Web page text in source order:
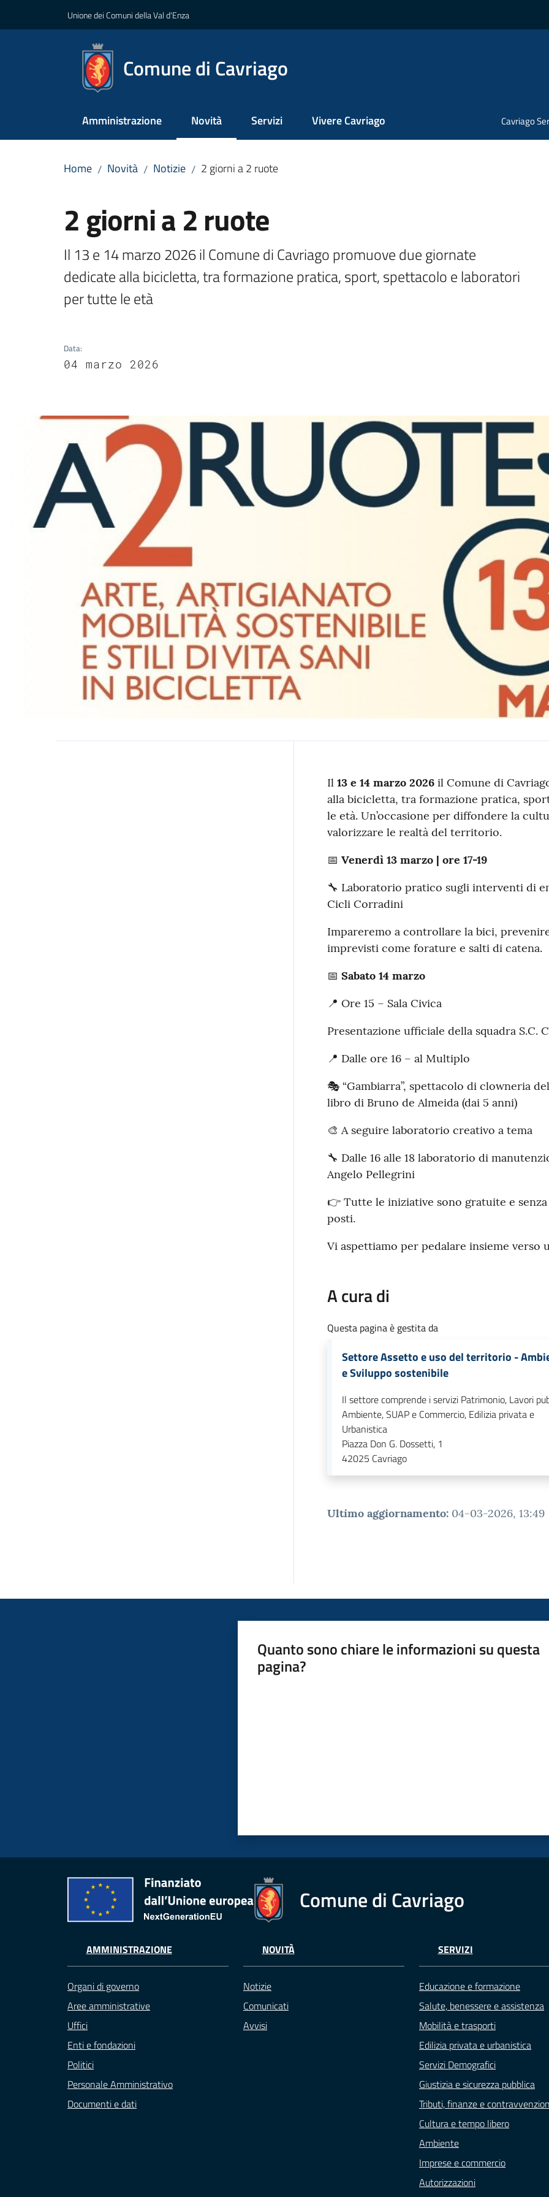
Unione dei Comuni della Val d'Enza
Comune di Cavriago
Amministrazione Novità
Menu selezionato
Servizi Vivere Cavriago Cavriago
Home / Novità / Notizie / 2 giorni a 2 ruote
2 giorni a 2 ruote
Il 13 e 14 marzo 2026 il Comune di Cavriago promuove due giornate
dedicate alla bicicletta, tra formazione pratica, sport, spettacolo e laboratori
per tutte le età
Data:
04 marzo 2026
Contenuto
Il 13 e 14 marzo 2026il Comune di
alla bicicletta, tra formazione pratica,
le età. Un’occasione per diffondere la
valorizzare le realtà del territorio.
📅 Venerdì 13 marzo | ore 17-19
🔧 Laboratorio pratico sugli interventi di
Cicli Corradini
Impareremo a controllare la bici,
imprevisti come forature e salti di catena.
📅 Sabato 14 marzo
📍 Ore 15 – Sala Civica
Presentazione ufficiale della squadra S.C.
📍 Dalle ore 16 – al Multiplo
🎭 “Gambiarra”, spettacolo di clowneria
libro di Bruno de Almeida (dai 5 anni)
🎨 A seguire laboratorio creativo a tema
🔧 Dalle 16 alle 18 laboratorio di
Angelo Pellegrini
👉 Tutte le iniziative sono gratuite e
posti.
Vi aspettiamo per pedalare insieme
A cura di
Questa pagina è gestita da
Settore Assetto e uso del territorio -
e Sviluppo sostenibile
Il settore comprende i servizi Patrimonio, Lavori
Ambiente, SUAP e Commercio, Edilizia privata e
Urbanistica
Piazza Don G. Dossetti, 1
42025 Cavriago
Ultimo aggiornamento: 04-03-2026, 13:49
Quanto sono chiare le informazioni su questa
pagina?
Comune di Cavriago
AMMINISTRAZIONE
Organi di governo
Aree amministrative
Uffici
Enti e fondazioni
Politici
Personale Amministrativo
Documenti e dati
NOVITÀ
Notizie
Comunicati
Avvisi
SERVIZI
Educazione e formazione
Salute, benessere e assistenza
Mobilità e trasporti
Edilizia privata e urbanistica
Servizi Demografici
Giustizia e sicurezza pubblica
Tributi, finanze e
Cultura e tempo libero
Ambiente
Imprese e commercio
Autorizzazioni